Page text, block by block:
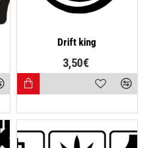
Drift king
3,50€